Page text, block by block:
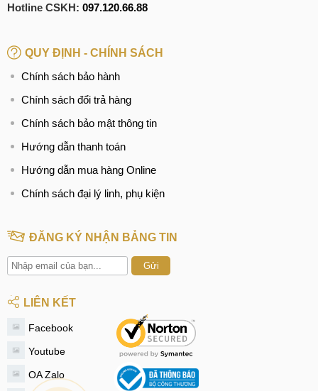
Hotline CSKH: 097.120.66.88
QUY ĐỊNH - CHÍNH SÁCH
Chính sách bảo hành
Chính sách đổi trả hàng
Chính sách bảo mật thông tin
Hướng dẫn thanh toán
Hướng dẫn mua hàng Online
Chính sách đại lý linh, phụ kiện
ĐĂNG KÝ NHẬN BẢNG TIN
Gửi
LIÊN KẾT
Facebook
Youtube
OA Zalo